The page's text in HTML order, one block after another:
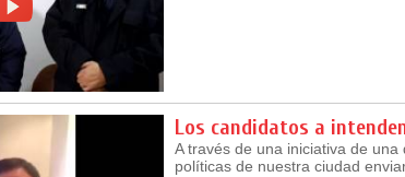
Los candidatos a
A través de una iniciativa de
políticas de nuestra ciudad